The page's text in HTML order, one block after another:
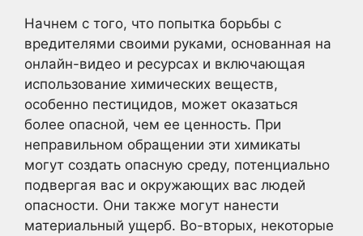
Начнем с того, что попытка борьбы с
вредителями своими руками, основанная на
онлайн-видео и ресурсах и включающая
использование химических веществ,
особенно пестицидов, может оказаться
более опасной, чем ее ценность. При
неправильном обращении эти химикаты
могут создать опасную среду, потенциально
подвергая вас и окружающих вас людей
опасности. Они также могут нанести
материальный ущерб. Во-вторых, некоторые